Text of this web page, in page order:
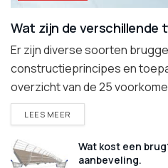
Wat zijn de verschillende
Er zijn diverse soorten
constructieprincipes en
overzicht van de 25
LEES MEER
Wat kost een
aanbeveling.